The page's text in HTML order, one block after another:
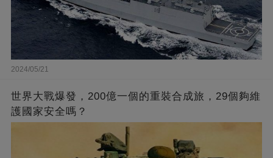
2024/05/21
世界大戰爆發，200億一個的重裝合成旅，29個夠維
護國家安全嗎？